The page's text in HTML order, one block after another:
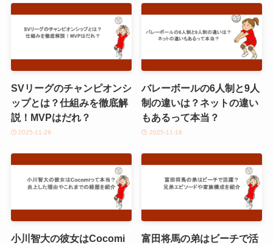
SVリーグのチャンピオンシ
ップとは？仕組みを徹底解
説！MVPはだれ？
2025-11-29
バレーボールの6人制と9人
制の違いは？ネットの違い
もあるって本当？
2025-11-18
小川智大の彼女はCocomi
富田将馬の弟はビーチで活